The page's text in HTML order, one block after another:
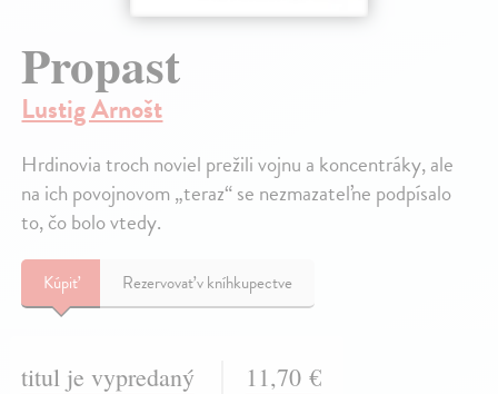
Propast
Lustig Arnošt
Hrdinovia troch noviel prežili vojnu a koncentráky, ale
na ich povojnovom „teraz“ se nezmazateľne podpísalo
to, čo bolo vtedy.
Kúpiť Rezervovať v kníhkupectve
titul je vypredaný 11,70 €